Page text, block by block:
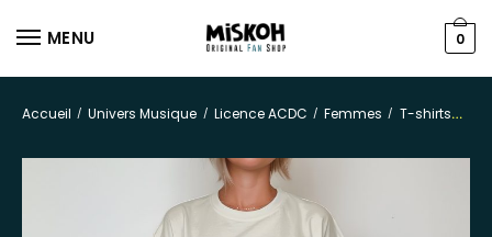
MENU 0
Accueil / Univers Musique / Licence ACDC / Femmes / T-shirts